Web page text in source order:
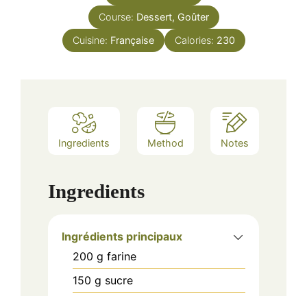
Course: Dessert, Goûter
Cuisine: Française Calories: 230
Ingredients Method Notes
Ingredients
Ingrédients principaux
200 g farine
150 g sucre